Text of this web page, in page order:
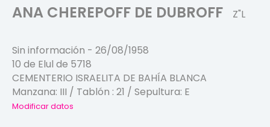
ANA CHEREPOFF DE DUBROFF Z"L
Sin información - 26/08/1958
10 de Elul de 5718
CEMENTERIO ISRAELITA DE BAHÍA BLANCA
Manzana: III / Tablón : 21 / Sepultura: E
Modificar datos